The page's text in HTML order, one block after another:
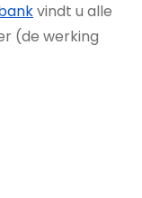
vindt u alle
(de werking